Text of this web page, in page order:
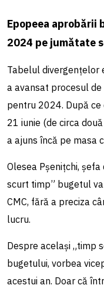
Epopeea
2024 pe jumătate
Tabelul divergențelor
a avansat procesul
pentru 2024. După
21 iunie (de circa
a ajuns încă pe masa
Olesea Pșenițchi,
scurt timp” bugetul
CMC, fără a preciza
lucru.
Despre același „timp
bugetului, vorbea
acestui an. Doar că